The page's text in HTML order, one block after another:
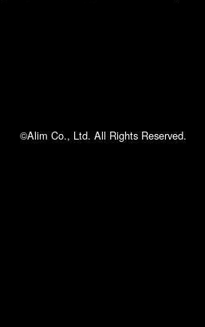
©Alim Co., Ltd. All Rights Reserved.